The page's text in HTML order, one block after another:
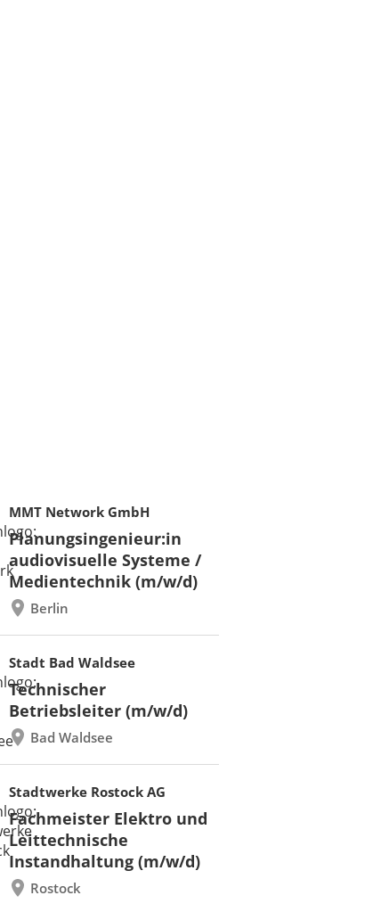
MMT Network GmbH
Planungsingenieur:in
audiovisuelle Systeme /
Medientechnik (m/w/d)
Berlin
Stadt Bad Waldsee
Technischer
Betriebsleiter (m/w/d)
Bad Waldsee
Stadtwerke Rostock AG
Fachmeister Elektro und
Leittechnische
Instandhaltung (m/w/d)
Rostock